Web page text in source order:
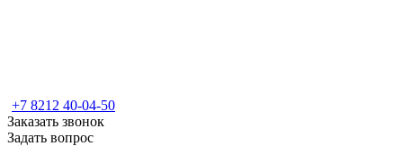
+7 8212 40-04-50
Заказать звонок
Задать вопрос